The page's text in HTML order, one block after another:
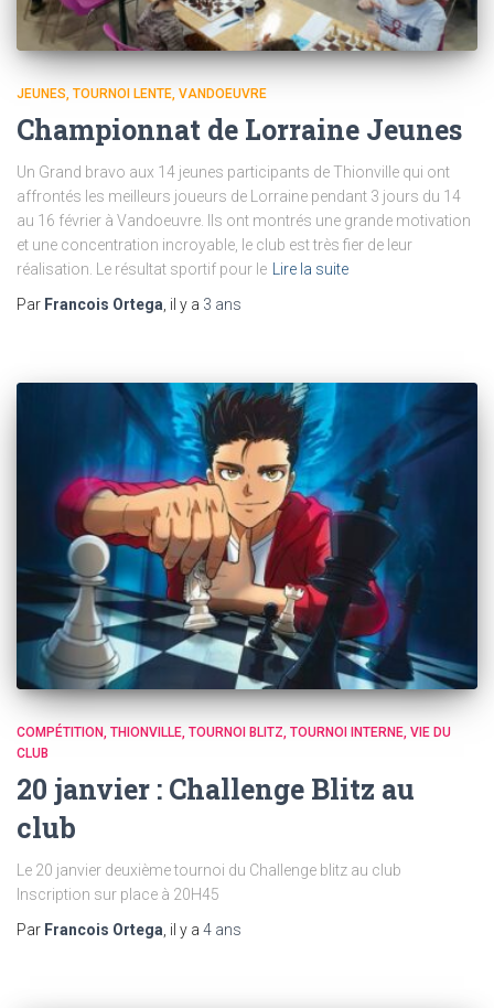
JEUNES TOURNOI LENTE VANDOEUVRE
Championnat de Lorraine Jeunes
Un Grand bravo aux 14 jeunes participants de Thionville qui ont
affrontés les meilleurs joueurs de Lorraine pendant 3 jours du 14
au 16 février à Vandoeuvre. Ils ont montrés une grande motivation
et une concentration incroyable, le club est très fier de leur
réalisation. Le résultat sportif pour le
Lire la suite
Par Francois Ortega , il y a 3 ans
COMPÉTITION THIONVILLE TOURNOI BLITZ TOURNOI INTERNE VIE DU
CLUB
20 janvier : Challenge Blitz au
club
Le 20 janvier deuxième tournoi du Challenge blitz au club
Inscription sur place à 20H45
Par Francois Ortega, il y a 4 ans